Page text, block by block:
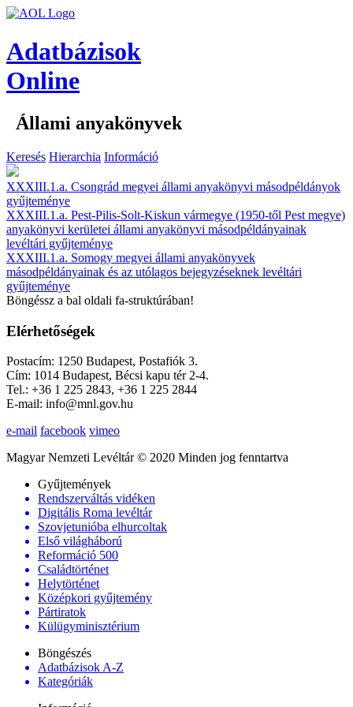
Adatbázisok
Online
Állami anyakönyvek
Keresés Hierarchia Információ
XXXIII.1.a. Csongrád megyei állami anyakönyvi másodpéldányok
gyűjteménye
XXXIII.1.a. Pest-Pilis-Solt-Kiskun vármegye (1950-től Pest megye)
anyakönyvi kerületei állami anyakönyvi másodpéldányainak
levéltári gyűjteménye
XXXIII.1.a. Somogy megyei állami anyakönyvek
másodpéldányainak és az utólagos bejegyzéseknek levéltári
gyűjteménye
Böngéssz a bal oldali fa-struktúrában!
Elérhetőségek
Postacím: 1250 Budapest, Postafiók 3.
Cím: 1014 Budapest, Bécsi kapu tér 2-4.
Tel.: +36 1 225 2843, +36 1 225 2844
E-mail: info@mnl.gov.hu
e-mail facebook vimeo
Magyar Nemzeti Levéltár © 2020 Minden jog fenntartva
Gyűjtemények
Rendszerváltás vidéken
Digitális Roma levéltár
Szovjetunióba elhurcoltak
Első világháború
Reformáció 500
Családtörténet
Helytörténet
Középkori gyűjtemény
Pártiratok
Külügyminisztérium
Böngészés
Adatbázisok A-Z
Kategóriák